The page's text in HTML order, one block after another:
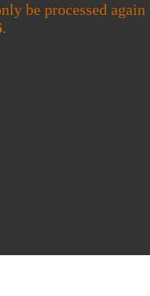
be processed again
.